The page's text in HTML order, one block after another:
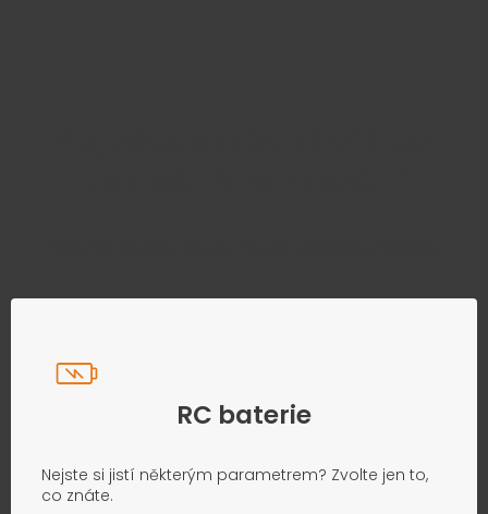
RC baterie
Nejste si jistí některým parametrem? Zvolte jen to,
co znáte.